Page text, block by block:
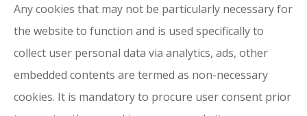
Any cookies that may not be particularly necessary for
the website to function and is used specifically to
collect user personal data via analytics, ads, other
embedded contents are termed as non-necessary
cookies. It is mandatory to procure user consent prior